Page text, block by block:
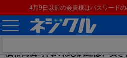
4月9日以前の会員様はパスワードの
価格高騰時代のねじ調達は、安